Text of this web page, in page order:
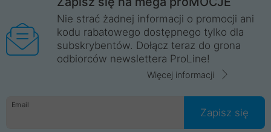
Nie strać żadnej informacji o promocji ani
kodu rabatowego dostępnego tylko dla
subskrybentów. Dołącz teraz do grona
odbiorców newslettera ProLine!
Więcej informacji
Email
Zapisz się